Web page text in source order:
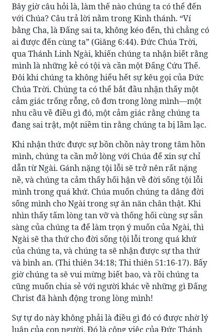
Bây giờ câu hỏi là, làm thế nào chúng ta có thể đến
với Chúa? Câu trả lời nằm trong Kinh thánh. “Ví
bằng Cha, là Đấng sai ta, không kéo đến, thì chẳng có
ai được đến cùng ta” (Giăng 6:44). Đức Chúa Trời,
qua Thánh Linh Ngài, khiến chúng ta nhận biết rằng
mình là những kẻ có tội và cần một Đấng Cứu Thế.
Đôi khi chúng ta không hiểu hết sự kêu gọi của Đức
Chúa Trời. Chúng ta có thể bắt đầu nhận thấy một
cảm giác trống rỗng, cô đơn trong lòng mình—một
nhu cầu về điều gì đó, một cảm giác rằng chúng ta
đang sai trật, một niềm tin rằng chúng ta bị lầm lạc.
Khi nhận thức được sự bồn chồn này trong tâm hồn
mình, chúng ta cần mở lòng với Chúa để xin sự chỉ
dẫn từ Ngài. Gánh nặng tội lỗi sẽ trở nên rất nặng
nề, và chúng ta cảm thấy hối hận về đời sống tội lỗi
mình trong quá khứ. Chúa muốn chúng ta dâng đời
sống mình cho Ngài trong sự ăn năn chân thật. Khi
nhìn thấy tấm lòng tan vỡ và thống hối cùng sự sẵn
sàng của chúng ta để làm trọn ý muốn của Ngài, thì
Ngài sẽ tha thứ cho đời sống tội lỗi trong quá khứ
của chúng ta, và chúng ta sẽ nhận được sự tha thứ
và bình an. (Thi thiên 34:18; Thi thiên 51:16-17). Bấy
giờ chúng ta sẽ vui mừng biết bao, và rồi chúng ta
cũng muốn chia sẻ với người khác về những gì Đấng
Christ đã hành động trong lòng mình!
Sự tự do này không phải là điều gì đó có được nhờ lý
luận của con người. Đó là công việc của Đức Thánh